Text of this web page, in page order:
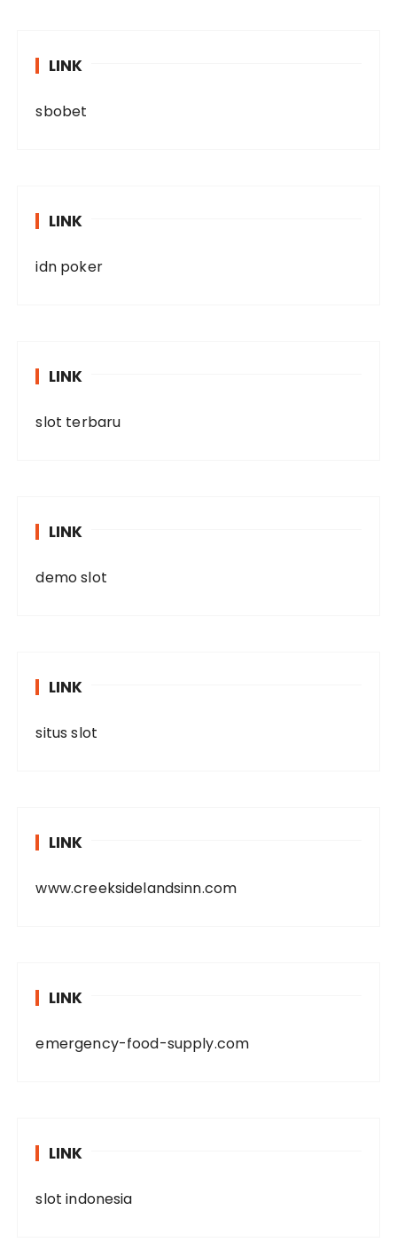
LINK
sbobet
LINK
idn poker
LINK
slot terbaru
LINK
demo slot
LINK
situs slot
LINK
www.creeksidelandsinn.com
LINK
emergency-food-supply.com
LINK
slot indonesia